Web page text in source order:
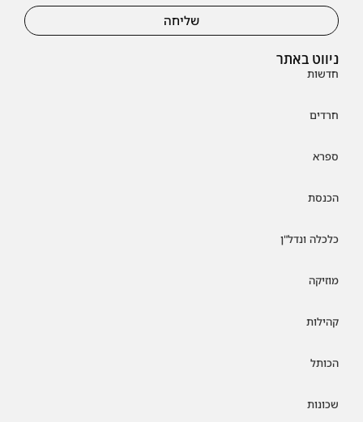
ניווט באתר
חדשות
חרדים
ספרא
הכנסת
כלכלה ונדל"ן
מוזיקה
קהילות
הכותל
שכונות
שליחה